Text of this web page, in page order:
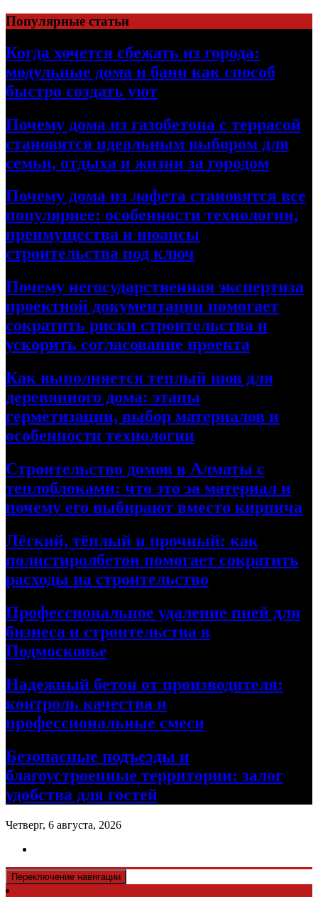
Перейти
к
содержимому
Популярные статьи
Когда хочется сбежать из города:
модульные дома и бани как способ
быстро создать уют
Почему дома из газобетона с террасой
становятся идеальным выбором для
семьи, отдыха и жизни за городом
Почему дома из лафета становятся все
популярнее: особенности технологии,
преимущества и нюансы
строительства под ключ
Почему негосударственная экспертиза
проектной документации помогает
сократить риски строительства и
ускорить согласование проекта
Как выполняется теплый шов для
деревянного дома: этапы
герметизации, выбор материалов и
особенности технологии
Строительство домов в Алматы с
теплоблоками: что это за материал и
почему его выбирают вместо кирпича
Лёгкий, тёплый и прочный: как
полистиролбетон помогает сократить
расходы на строительство
Профессиональное удаление пней для
бизнеса и строительства в
Подмосковье
Надежный бетон от производителя:
контроль качества и
профессиональные смеси
Безопасные подъезды и
благоустроенные территории: залог
удобства для гостей
Четверг, 6 августа, 2026
Переключение навигации